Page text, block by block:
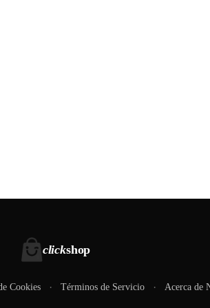
clickshop
Cookies Términos de Servicio Acerca de